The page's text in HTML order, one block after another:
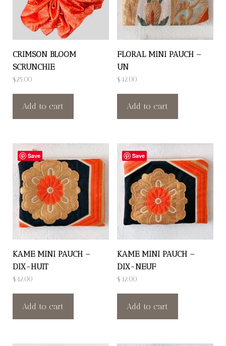
CRIMSON BLOOM
SCRUNCHIE
$ 25.00
Add to cart
FLORAL MINI PAUCH –
UN
$42.00
Add to cart
Save
KAME MINI PAUCH –
DIX-HUIT
$42.00
Add to cart
Save
KAME MINI PAUCH –
DIX-NEUF
$42.00
Add to cart